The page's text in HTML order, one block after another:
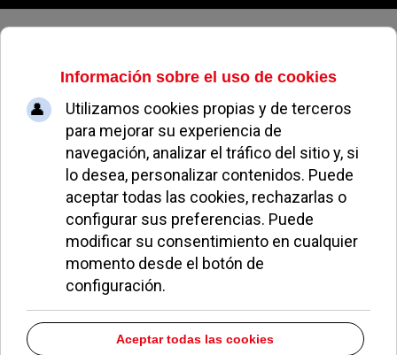
Jueves, 06 de agosto de 2026
El Ayuntamiento desvela al fin
sus cuentas del departamento de
Comunicación gracias a DdP
REDACCIÓN POLÍTICA 07 MARZO 2022